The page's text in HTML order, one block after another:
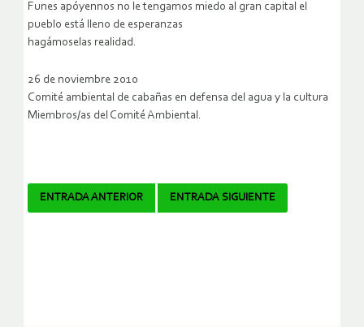
Funes apóyennos no le tengamos miedo al gran capital el
pueblo está lleno de esperanzas
hagámoselas realidad.
26 de noviembre 2010
Comité ambiental de cabañas en defensa del agua y la cultura
Miembros/as del Comité Ambiental.
Navegador
ENTRADA ANTERIOR ENTRADA SIGUIENTE